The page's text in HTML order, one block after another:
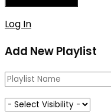
Log In
Add New Playlist